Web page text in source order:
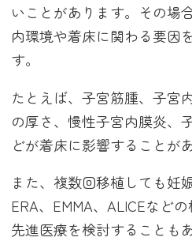
いことがあります。その場
内環境や着床に関わる要因
す。
たとえば、子宮筋腫、子宮
の厚さ、慢性子宮内膜炎、
どが着床に影響することが
また、複数回移植しても妊
ERA、EMMA、ALICEなど
先進医療を検討することも